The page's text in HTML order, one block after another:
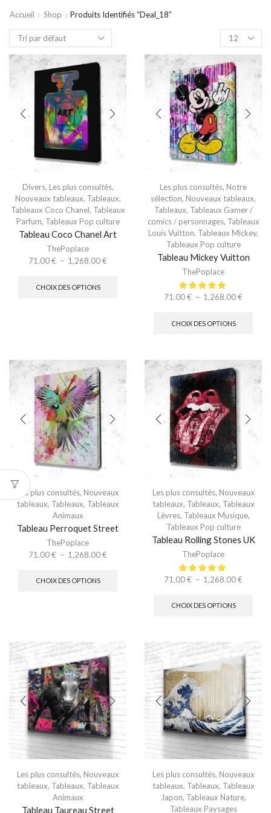
Accueil Shop Produits Identifiés “deal_18”
Divers, Les plus consultés,
Nouveaux tableaux, Tableaux,
Tableaux Coco Chanel, Tableaux
Parfum, Tableaux Pop culture
Tableau Coco Chanel Art
ThePoplace
71.00€ – 1,268.00€
CHOIX DES OPTIONS
Les plus consultés, Notre
sélection, Nouveaux tableaux,
Tableaux, Tableaux Gamer /
comics / personnages, Tableaux
Louis Vuitton, Tableaux Mickey,
Tableaux Pop culture
Tableau Mickey Vuitton
ThePoplace
71.00€ – 1,268.00€
CHOIX DES OPTIONS
Les plus consultés, Nouveaux
tableaux, Tableaux, Tableaux
Animaux
Tableau Perroquet Street
ThePoplace
71.00€ – 1,268.00€
CHOIX DES OPTIONS
Les plus consultés, Nouveaux
tableaux, Tableaux, Tableaux
Lèvres, Tableaux Musique,
Tableaux Pop culture
Tableau Rolling Stones UK
ThePoplace
71.00€ – 1,268.00€
CHOIX DES OPTIONS
Les plus consultés, Nouveaux
tableaux, Tableaux, Tableaux
Animaux
Tableau Taureau Street
Les plus consultés, Nouveaux
tableaux, Tableaux, Tableaux
Japon, Tableaux Nature,
Tableaux Paysages